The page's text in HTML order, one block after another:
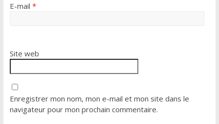
E-mail *
Site web
Enregistrer mon nom, mon e-mail et mon site dans le
navigateur pour mon prochain commentaire.